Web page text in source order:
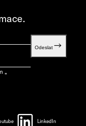
Odeslat
„
LinkedIn